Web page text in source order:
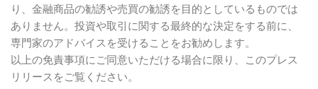
り、金融商品の勧誘や売買の勧誘を目的としているものでは
ありません。投資や取引に関する最終的な決定をする前に、
専門家のアドバイスを受けることをお勧めします。
以上の免責事項にご同意いただける場合に限り、このプレス
リリースをご覧ください。